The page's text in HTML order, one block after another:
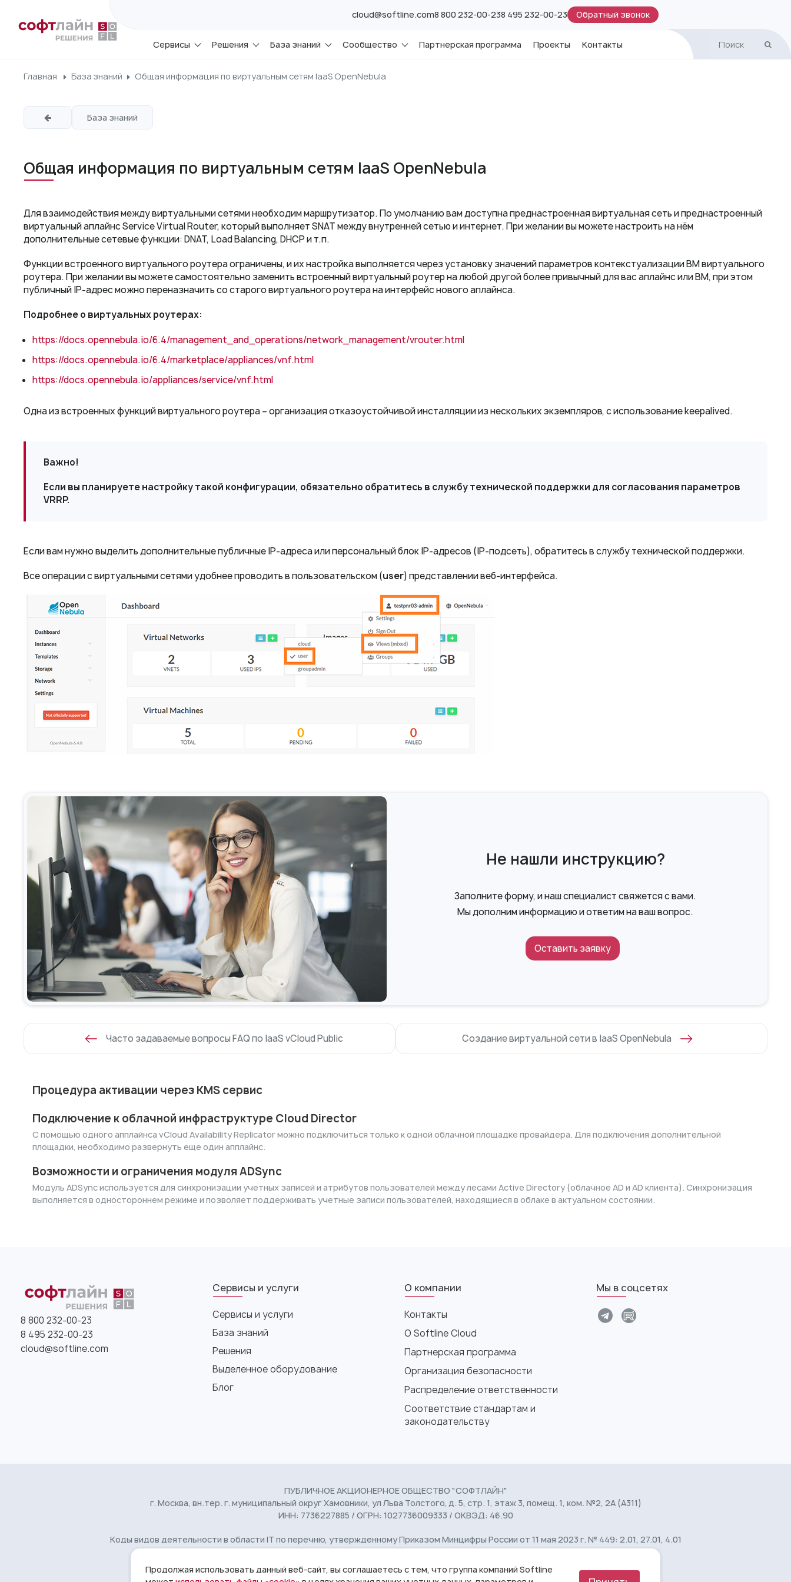
cloud@softline.com8 800 232-00-238 495 232-00-23 Обратный звонок
Сервисы Решения База знаний Сообщество Партнерская программа Проекты Контакты
Главная База знаний Общая информация по виртуальным сетям IaaS OpenNebula
База знаний
Общая информация по виртуальным сетям IaaS OpenNebula
Для взаимодействия между виртуальными сетями необходим маршрутизатор. По умолчанию вам доступна преднастроенная виртуальная сеть и преднастроенный
виртуальный аплайнс Service Virtual Router, который выполняет SNAT между внутренней сетью и интернет. При желании вы можете настроить на нём
дополнительные сетевые функции: DNAT, Load Balancing, DHCP и т.п.
Функции встроенного виртуального роутера ограничены, и их настройка выполняется через установку значений параметров контекстуализации ВМ виртуального
роутера. При желании вы можете самостоятельно заменить встроенный виртуальный роутер на любой другой более привычный для вас аплайнс или ВМ, при этом
публичный IP-адрес можно переназначить со старого виртуального роутера на интерфейс нового аплайнса.
Подробнее о виртуальных роутерах:
https://docs.opennebula.io/6.4/management_and_operations/network_management/vrouter.html
https://docs.opennebula.io/6.4/marketplace/appliances/vnf.html
https://docs.opennebula.io/appliances/service/vnf.html
Одна из встроенных функций виртуального роутера – организация отказоустойчивой инсталляции из нескольких экземпляров, с использование keepalived.
Важно!
Если вы планируете настройку такой конфигурации, обязательно обратитесь в службу технической поддержки для согласования параметров
VRRP.
Если вам нужно выделить дополнительные публичные IP-адреса или персональный блок IP-адресов (IP-подсеть), обратитесь в службу технической поддержки.
Все операции с виртуальными сетями удобнее проводить в пользовательском (user) представлении веб-интерфейса.
Не нашли инструкцию?
Заполните форму, и наш специалист свяжется с вами.
Мы дополним информацию и ответим на ваш вопрос.
Оставить заявку
Часто задаваемые вопросы FAQ по IaaS vCloud Public Создание виртуальной сети в IaaS OpenNebula
Процедура активации через KMS сервис
Подключение к облачной инфраструктуре Cloud Director
С помощью одного апплайнса vCloud Availability Replicator можно подключиться только к одной облачной площадке провайдера. Для подключения дополнительной
площадки, необходимо развернуть еще один апплайнс.
Возможности и ограничения модуля ADSync
Модуль ADSync используется для синхронизации учетных записей и атрибутов пользователей между лесами Active Directory (облачное AD и AD клиента). Синхронизация
выполняется в одностороннем режиме и позволяет поддерживать учетные записи пользователей, находящиеся в облаке в актуальном состоянии.
8 800 232-00-23
8 495 232-00-23
cloud@softline.com
Сервисы и услуги
Сервисы и услуги
База знаний
Решения
Выделенное оборудование
Блог
О компании
Контакты
О Softline Cloud
Партнерская программа
Организация безопасности
Распределение ответственности
Соответствие стандартам и
законодательству
Мы в соцсетях
ПУБЛИЧНОЕ АКЦИОНЕРНОЕ ОБЩЕСТВО "СОФТЛАЙН"
г. Москва, вн.тер. г. муниципальный округ Хамовники, ул Льва Толстого, д. 5, стр. 1, этаж 3, помещ. 1, ком. №2, 2А (А311)
ИНН: 7736227885 / ОГРН: 1027736009333 / ОКВЭД: 46.90
Коды видов деятельности в области IT по перечню, утвержденному Приказом Минцифры России от 11 мая 2023 г. № 449: 2.01, 27.01, 4.01
Продолжая использовать данный веб-сайт, вы соглашаетесь с тем, что группа компаний Softline